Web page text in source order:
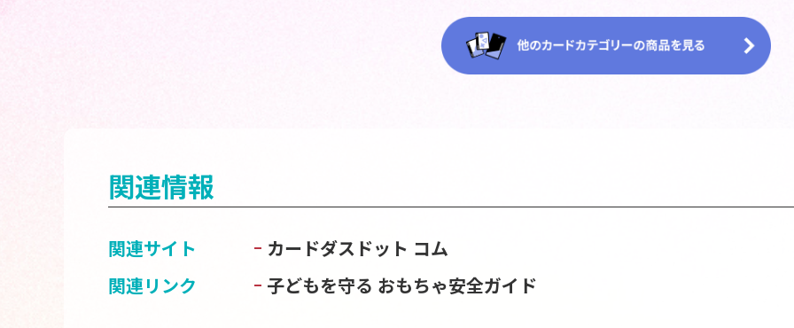
関連情報
関連サイト
カードダスドット コム
関連リンク
子どもを守る おもちゃ安全ガイド